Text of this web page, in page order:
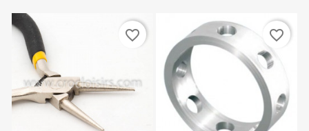
favorite_border favorite_border